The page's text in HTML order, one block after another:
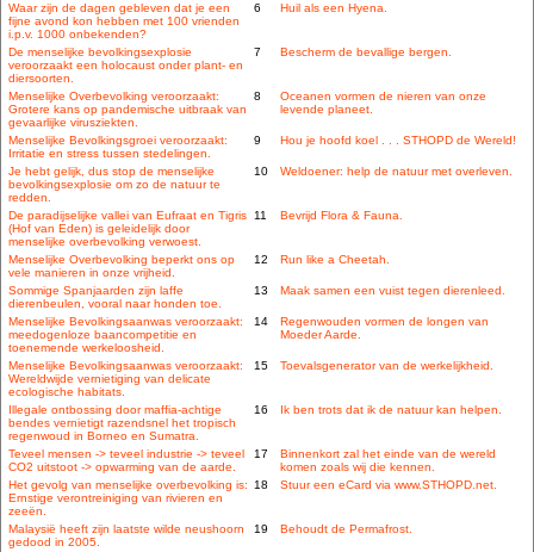
Waar zijn de dagen gebleven dat je een
fijne avond kon hebben met 100 vrienden
i.p.v. 1000 onbekenden?
6 Huil als een Hyena.
De menselijke bevolkingsexplosie
veroorzaakt een holocaust onder plant- en
diersoorten.
7 Bescherm de bevallige bergen.
Menselijke Overbevolking veroorzaakt:
Grotere kans op pandemische uitbraak van
gevaarlijke virusziekten.
8
Oceanen vormen de nieren van onze
levende planeet.
Menselijke Bevolkingsgroei veroorzaakt:
Irritatie en stress tussen stedelingen.
9 Hou je hoofd koel . . . STHOPD de Wereld!
Je hebt gelijk, dus stop de menselijke
bevolkingsexplosie om zo de natuur te
redden.
10 Weldoener: help de natuur met overleven.
De paradijselijke vallei van Eufraat en Tigris
(Hof van Eden) is geleidelijk door
menselijke overbevolking verwoest.
11 Bevrijd Flora & Fauna.
Menselijke Overbevolking beperkt ons op
vele manieren in onze vrijheid.
12 Run like a Cheetah.
Sommige Spanjaarden zijn laffe
dierenbeulen, vooral naar honden toe.
13 Maak samen een vuist tegen dierenleed.
Menselijke Bevolkingsaanwas veroorzaakt:
meedogenloze baancompetitie en
toenemende werkeloosheid.
14
Regenwouden vormen de longen van
Moeder Aarde.
Menselijke Bevolkingsaanwas veroorzaakt:
Wereldwijde vernietiging van delicate
ecologische habitats.
15 Toevalsgenerator van de werkelijkheid.
Illegale ontbossing door maffia-achtige
bendes vernietigt razendsnel het tropisch
regenwoud in Borneo en Sumatra.
16 Ik ben trots dat ik de natuur kan helpen.
Teveel mensen -> teveel industrie -> teveel
CO2 uitstoot -> opwarming van de aarde.
17
Binnenkort zal het einde van de wereld
komen zoals wij die kennen.
Het gevolg van menselijke overbevolking is:
Ernstige verontreiniging van rivieren en
zeeën.
18 Stuur een eCard via www.STHOPD.net.
Malaysië heeft zijn laatste wilde neushoorn
gedood in 2005.
19 Behoudt de Permafrost.